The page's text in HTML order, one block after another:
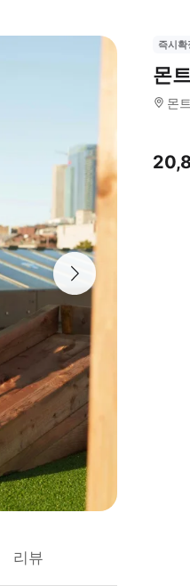
리뷰
즉시확
몬
몬